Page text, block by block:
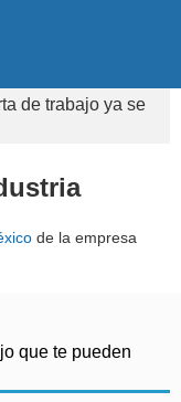
de trabajo ya se
de la empresa
que te pueden